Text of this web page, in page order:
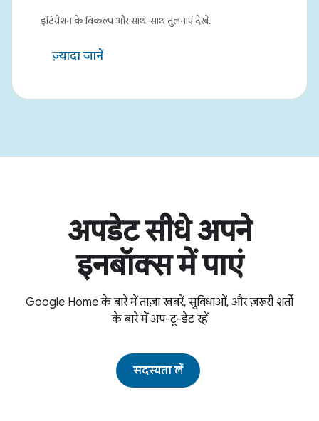
इंटिग्रेशन के विकल्प और साथ-साथ तुलनाएं देखें.
ज़्यादा जानें
अपडेट सीधे अपने
इनबॉक्स में पाएं
Google Home के बारे में ताज़ा खबरें, सुविधाओं, और ज़रूरी शर्तों
के बारे में अप-टू-डेट रहें
सदस्यता लें